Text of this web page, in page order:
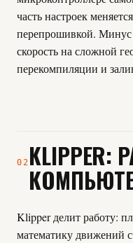
часть настроек
перепрошивкой. Минус
скорость на сложной
перекомпиляции и
02
Klipper делит работу:
математику движений